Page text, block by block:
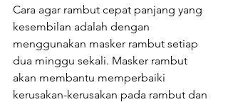
Cara agar rambut cepat panjang yang
kesembilan adalah dengan
menggunakan masker rambut setiap
dua minggu sekali. Masker rambut
akan membantu memperbaiki
kerusakan-kerusakan pada rambut dan